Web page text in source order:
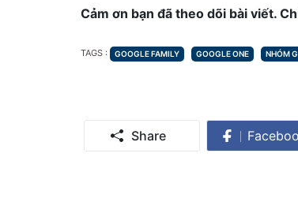
Cảm ơn bạn đã theo dõi bài viết.
TAGS : TAGS
GOOGLE FAMILY GOOGLE ONE NHÓM
Share